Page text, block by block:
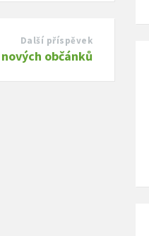
Další příspěvek
občánků